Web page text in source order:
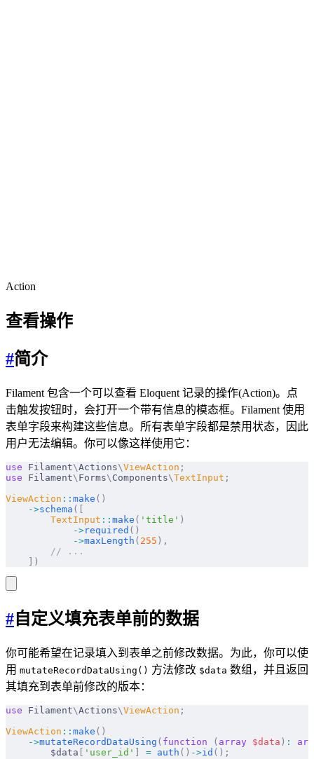
Action
查看操作
#简介
Filament 包含一个可以查看 Eloquent 记录的操作(Action)。点
击触发按钮时，会打开一个带有信息的模态框。Filament 使用
表单字段来构建这些信息。所有表单字段都是禁用状态，因此
用户无法编辑。你可以像这样使用它：
use Filament\Actions\ViewAction ;
use Filament\ Forms\ Components\TextInput ;
ViewAction :: make ()
    ->
schema ([
        TextInput
:: make ( 'title' )
            ->
required ()
            ->
maxLength ( 255 ),
        // ...
    ])
# 自定义填充表单前的数据
你可能希望在记录填入到表单之前修改数据。为此，你可以使
用 mutateRecordDataUsing() 方法修改 $data 数组，并且返回
其填充到表单前修改的版本：
use Filament\Actions\ViewAction ;
ViewAction :: make ()
    ->
mutateRecordDataUsing ( function ( array $data ) :
        $data
'user_id' = auth () ->id ();